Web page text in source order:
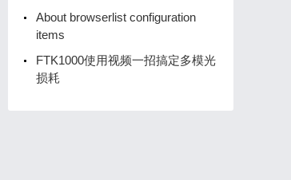
= '1987-06-26'))"
and multiple equal('1987-06-26',
and multiple equal('1987-06-26',
About browserlist configuration
items
FTK1000使用视频一招搞定多模光
损耗